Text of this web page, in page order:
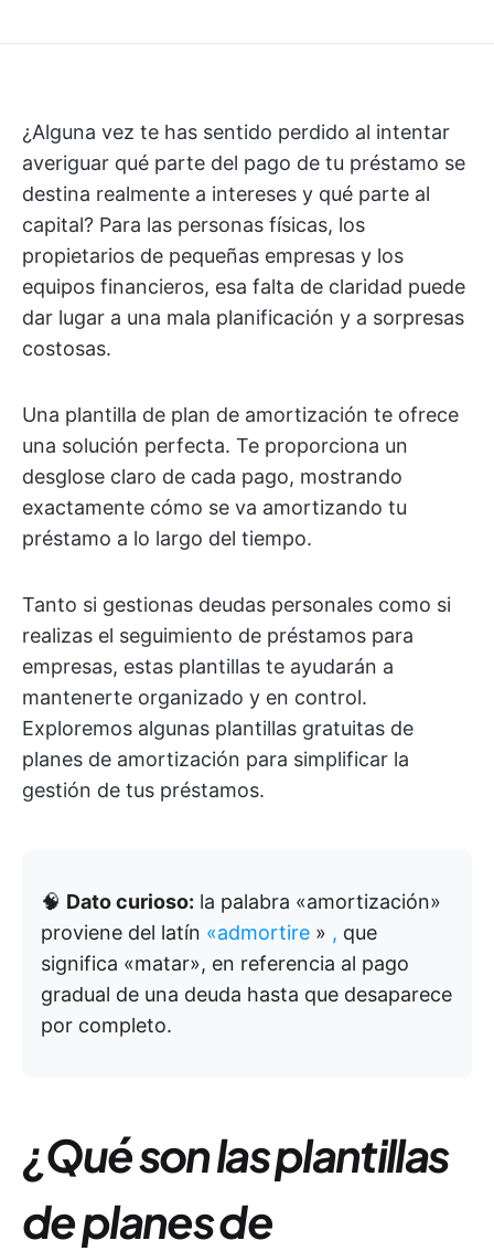
¿Alguna vez te has sentido perdido al intentar
averiguar qué parte del pago de tu préstamo se
destina realmente a intereses y qué parte al
capital? Para las personas físicas, los
propietarios de pequeñas empresas y los
equipos financieros, esa falta de claridad puede
dar lugar a una mala planificación y a sorpresas
costosas.
Una plantilla de plan de amortización te ofrece
una solución perfecta. Te proporciona un
desglose claro de cada pago, mostrando
exactamente cómo se va amortizando tu
préstamo a lo largo del tiempo.
Tanto si gestionas deudas personales como si
realizas el seguimiento de préstamos para
empresas, estas plantillas te ayudarán a
mantenerte organizado y en control.
Exploremos algunas plantillas gratuitas de
planes de amortización para simplificar la
gestión de tus préstamos.
🧠 Dato curioso: la palabra «amortización»
proviene del latín «admortire » , que
significa «matar», en referencia al pago
gradual de una deuda hasta que desaparece
por completo.
¿Qué son las plantillas
de planes de